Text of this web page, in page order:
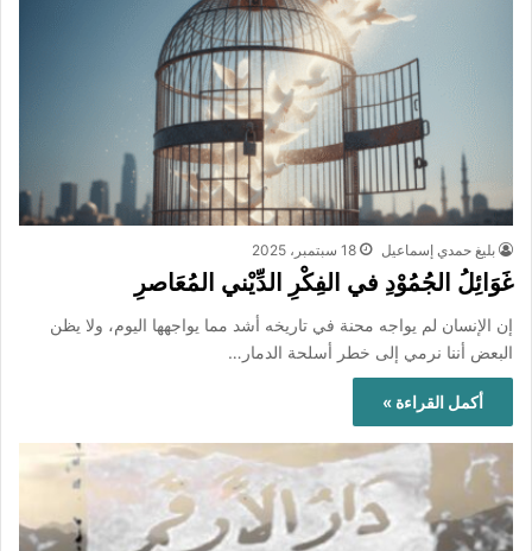
بليغ حمدي إسماعيل 18 سبتمبر، 2025
غَوَائِلُ الجُمُوْدِ في الفِكْرِ الدِّيْني المُعَاصرِ
إن الإنسان لم يواجه محنة في تاريخه أشد مما يواجهها اليوم، ولا يظن
البعض أننا نرمي إلى خطر أسلحة الدمار…
أكمل القراءة »